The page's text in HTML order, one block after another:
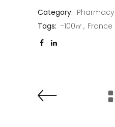
Category: Pharmacy
Tags: -100㎡ France